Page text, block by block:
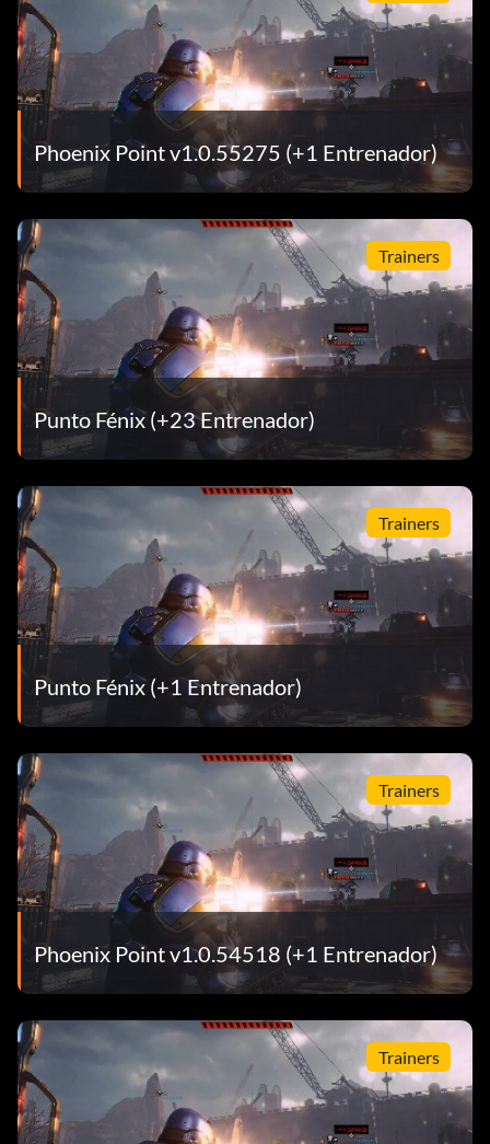
Phoenix Point v1.0.55275 (+1 Entrenador)
Trainers
Punto Fénix (+23 Entrenador)
Trainers
Punto Fénix (+1 Entrenador)
Trainers
Phoenix Point v1.0.54518 (+1 Entrenador)
Trainers